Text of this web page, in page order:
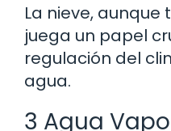
La nieve,
juega un papel
regulación del
agua.
3 Agua